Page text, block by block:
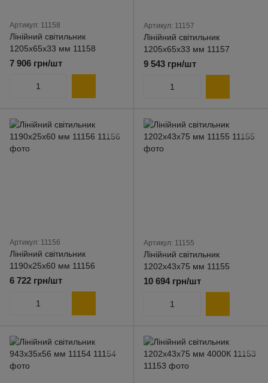
Артикул: 11158
Лінійний світильник
1205х65х33 мм 11158
7 906 грн/шт
Артикул: 11157
Лінійний світильник
1205х65х33 мм 11157
9 543 грн/шт
Артикул: 11156
Лінійний світильник
1190х25х60 мм 11156
6 722 грн/шт
Артикул: 11155
Лінійний світильник
1202х43х75 мм 11155
10 694 грн/шт